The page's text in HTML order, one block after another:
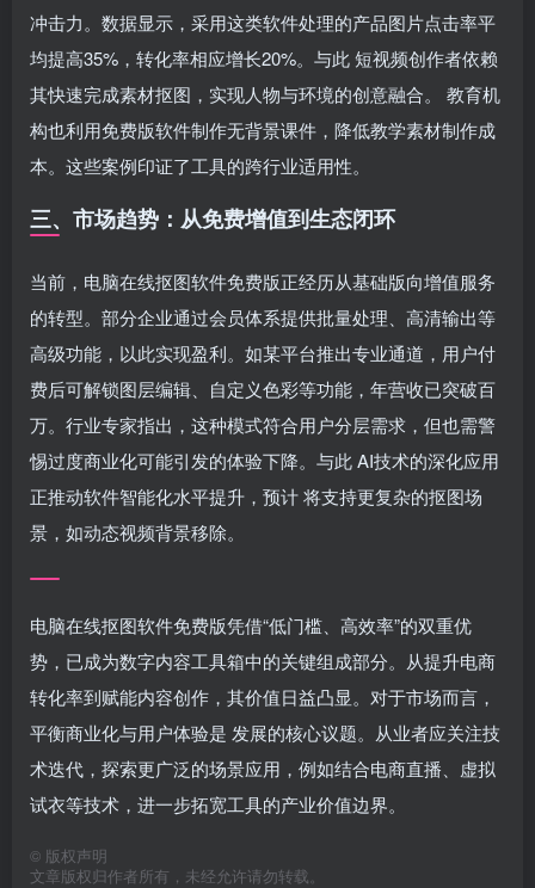
冲击力。数据显示，采用这类软件处理的产品图片点击率平
均提高35%，转化率相应增长20%。与此 短视频创作者依赖
其快速完成素材抠图，实现人物与环境的创意融合。 教育机
构也利用免费版软件制作无背景课件，降低教学素材制作成
本。这些案例印证了工具的跨行业适用性。
三、市场趋势：从免费增值到生态闭环
当前，电脑在线抠图软件免费版正经历从基础版向增值服务
的转型。部分企业通过会员体系提供批量处理、高清输出等
高级功能，以此实现盈利。如某平台推出专业通道，用户付
费后可解锁图层编辑、自定义色彩等功能，年营收已突破百
万。行业专家指出，这种模式符合用户分层需求，但也需警
惕过度商业化可能引发的体验下降。与此 AI技术的深化应用
正推动软件智能化水平提升，预计 将支持更复杂的抠图场
景，如动态视频背景移除。
电脑在线抠图软件免费版凭借“低门槛、高效率”的双重优
势，已成为数字内容工具箱中的关键组成部分。从提升电商
转化率到赋能内容创作，其价值日益凸显。对于市场而言，
平衡商业化与用户体验是 发展的核心议题。从业者应关注技
术迭代，探索更广泛的场景应用，例如结合电商直播、虚拟
试衣等技术，进一步拓宽工具的产业价值边界。
© 版权声明
文章版权归作者所有，未经允许请勿转载。